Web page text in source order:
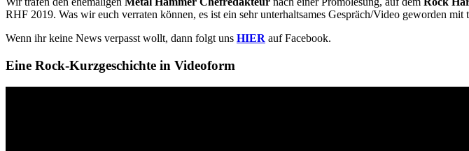
RHF 2019. Was wir euch verraten können, es ist ein sehr unterhaltsames Gespräch/Video geworden
Wenn ihr keine News verpasst wollt, dann folgt uns HIER auf Facebook.
Eine Rock-Kurzgeschichte in Videoform